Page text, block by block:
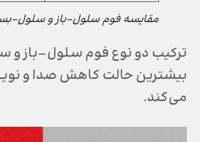
مقایسه فوم سلول-باز و سلول-
ترکیب دو نوع فوم سلول-باز
بیشترین حالت کاهش صدا و
می‌کند.